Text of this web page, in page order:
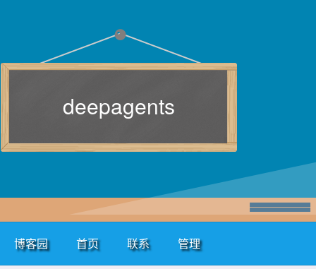
deepagents
博客园 首页 联系 管理